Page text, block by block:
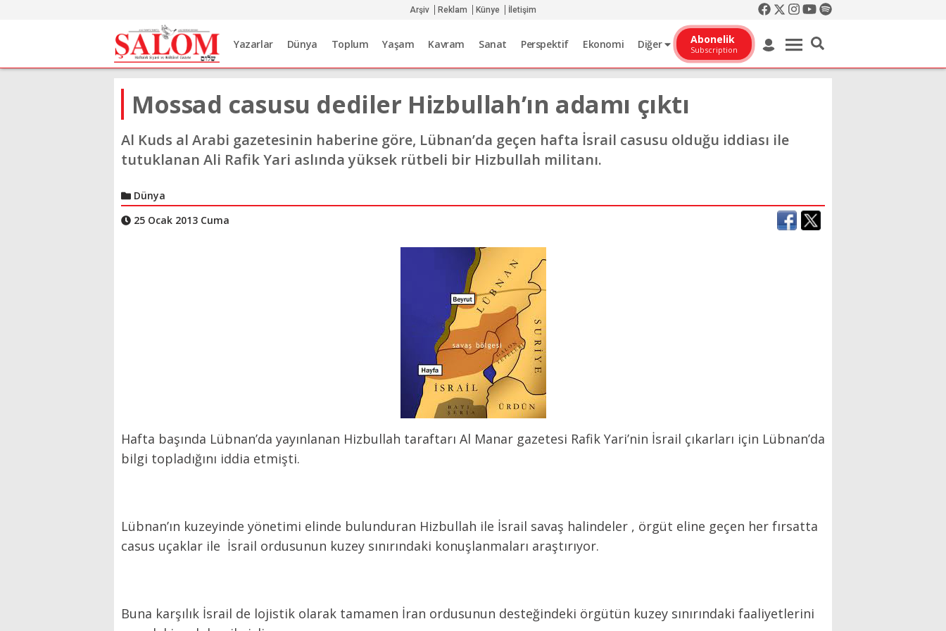
Arşiv Reklam Künye İletişim
Yazarlar Dünya Toplum Yaşam Kavram Sanat Perspektif Ekonomi Diğer Abonelik
Subscription
Mossad casusu dediler Hizbullah’ın adamı çıktı
Al Kuds al Arabi gazetesinin haberine göre, Lübnan’da geçen hafta İsrail casusu olduğu iddiası ile
tutuklanan Ali Rafik Yari aslında yüksek rütbeli bir Hizbullah militanı.
Dünya
25 Ocak 2013 Cuma
Hafta başında Lübnan’da yayınlanan Hizbullah taraftarı Al Manar gazetesi Rafik Yari’nin İsrail çıkarları için Lübnan’da
bilgi topladığını iddia etmişti.
Lübnan’ın kuzeyinde yönetimi elinde bulunduran Hizbullah ile İsrail savaş halindeler , örgüt eline geçen her fırsatta
casus uçaklar ile İsrail ordusunun kuzey sınırındaki konuşlanmaları araştırıyor.
Buna karşılık İsrail de lojistik olarak tamamen İran ordusunun desteğindeki örgütün kuzey sınırındaki faaliyetlerini